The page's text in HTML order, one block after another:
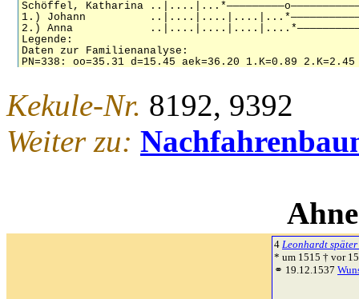
Kekule-Nr. 8192, 9392
Weiter zu:
4 Leonhardt
* um 1515 † vor
⚭ 19.12.1537